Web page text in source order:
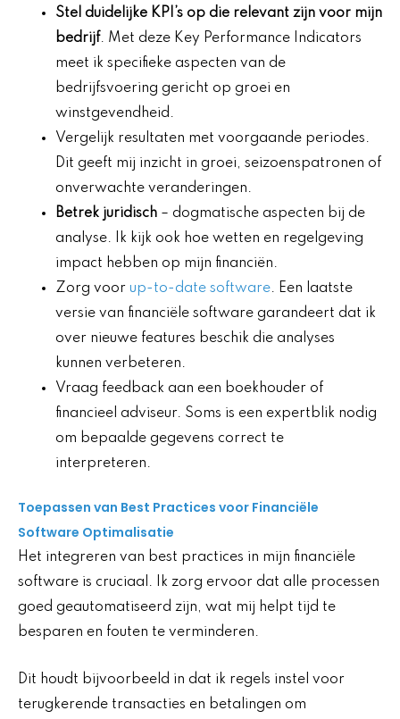
Stel duidelijke KPI’s op die relevant zijn voor mijn
bedrijf. Met deze Key Performance Indicators
meet ik specifieke aspecten van de
bedrijfsvoering gericht op groei en
winstgevendheid.
Vergelijk resultaten met voorgaande periodes.
Dit geeft mij inzicht in groei, seizoenspatronen of
onverwachte veranderingen.
Betrek juridisch – dogmatische aspecten bij de
analyse. Ik kijk ook hoe wetten en regelgeving
impact hebben op mijn financiën.
Zorg voor up-to-date software. Een laatste
versie van financiële software garandeert dat ik
over nieuwe features beschik die analyses
kunnen verbeteren.
Vraag feedback aan een boekhouder of
financieel adviseur. Soms is een expertblik nodig
om bepaalde gegevens correct te
interpreteren.
Toepassen van Best Practices voor Financiële
Software Optimalisatie
Het integreren van best practices in mijn financiële
software is cruciaal. Ik zorg ervoor dat alle processen
goed geautomatiseerd zijn, wat mij helpt tijd te
besparen en fouten te verminderen.
Dit houdt bijvoorbeeld in dat ik regels instel voor
terugkerende transacties en betalingen om